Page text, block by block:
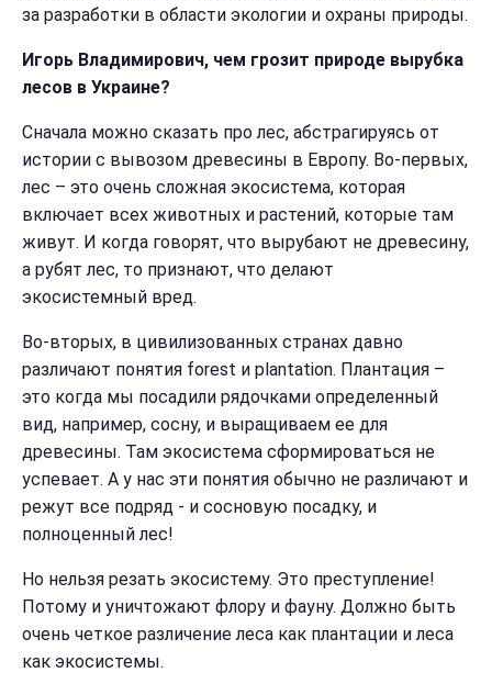
за разработки в области экологии и охраны природы.
Игорь Владимирович, чем грозит природе вырубка
лесов в Украине?
Сначала можно сказать про лес, абстрагируясь от
истории с вывозом древесины в Европу. Во-первых,
лес – это очень сложная экосистема, которая
включает всех животных и растений, которые там
живут. И когда говорят, что вырубают не древесину,
а рубят лес, то признают, что делают
экосистемный вред.
Во-вторых, в цивилизованных странах давно
различают понятия forest и plantation. Плантация –
это когда мы посадили рядочками определенный
вид, например, сосну, и выращиваем ее для
древесины. Там экосистема сформироваться не
успевает. А у нас эти понятия обычно не различают и
режут все подряд - и сосновую посадку, и
полноценный лес!
Но нельзя резать экосистему. Это преступление!
Потому и уничтожают флору и фауну. Должно быть
очень четкое различение леса как плантации и леса
как экосистемы.